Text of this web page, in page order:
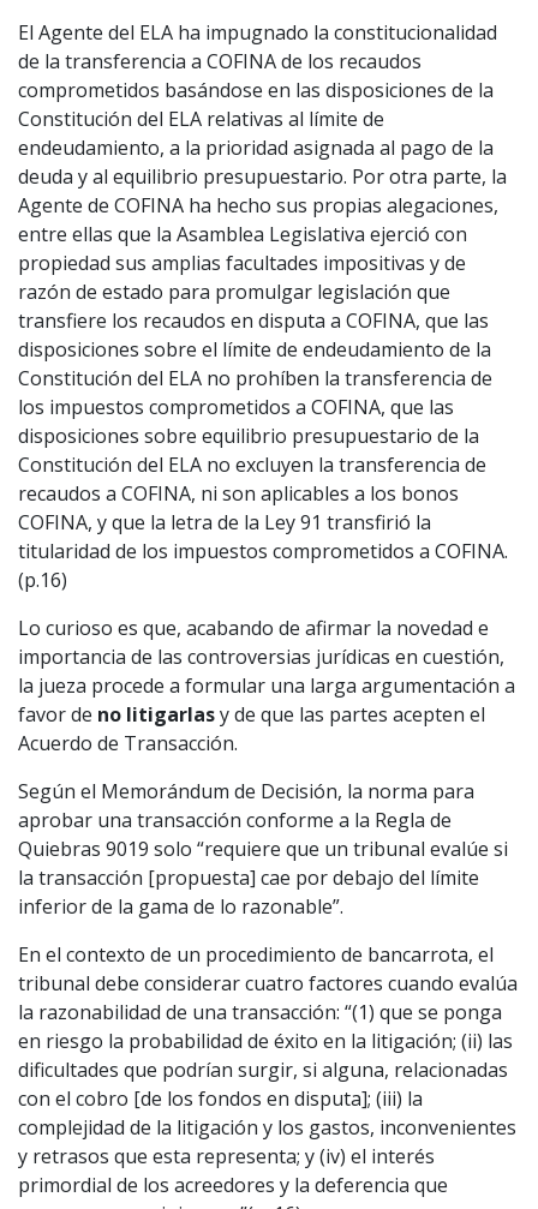
El Agente del ELA ha impugnado la constitucionalidad
de la transferencia a COFINA de los recaudos
comprometidos basándose en las disposiciones de la
Constitución del ELA relativas al límite de
endeudamiento, a la prioridad asignada al pago de la
deuda y al equilibrio presupuestario. Por otra parte, la
Agente de COFINA ha hecho sus propias alegaciones,
entre ellas que la Asamblea Legislativa ejerció con
propiedad sus amplias facultades impositivas y de
razón de estado para promulgar legislación que
transfiere los recaudos en disputa a COFINA, que las
disposiciones sobre el límite de endeudamiento de la
Constitución del ELA no prohíben la transferencia de
los impuestos comprometidos a COFINA, que las
disposiciones sobre equilibrio presupuestario de la
Constitución del ELA no excluyen la transferencia de
recaudos a COFINA, ni son aplicables a los bonos
COFINA, y que la letra de la Ley 91 transfirió la
titularidad de los impuestos comprometidos a COFINA.
(p.16)
Lo curioso es que, acabando de afirmar la novedad e
importancia de las controversias jurídicas en cuestión,
la jueza procede a formular una larga argumentación a
favor de no litigarlasy de que las partes acepten el
Acuerdo de Transacción.
Según el Memorándum de Decisión, la norma para
aprobar una transacción conforme a la Regla de
Quiebras 9019 solo “requiere que un tribunal evalúe si
la transacción [propuesta] cae por debajo del límite
inferior de la gama de lo razonable”.
En el contexto de un procedimiento de bancarrota, el
tribunal debe considerar cuatro factores cuando evalúa
la razonabilidad de una transacción: “(1) que se ponga
en riesgo la probabilidad de éxito en la litigación; (ii) las
dificultades que podrían surgir, si alguna, relacionadas
con el cobro [de los fondos en disputa]; (iii) la
complejidad de la litigación y los gastos, inconvenientes
y retrasos que esta representa; y (iv) el interés
primordial de los acreedores y la deferencia que